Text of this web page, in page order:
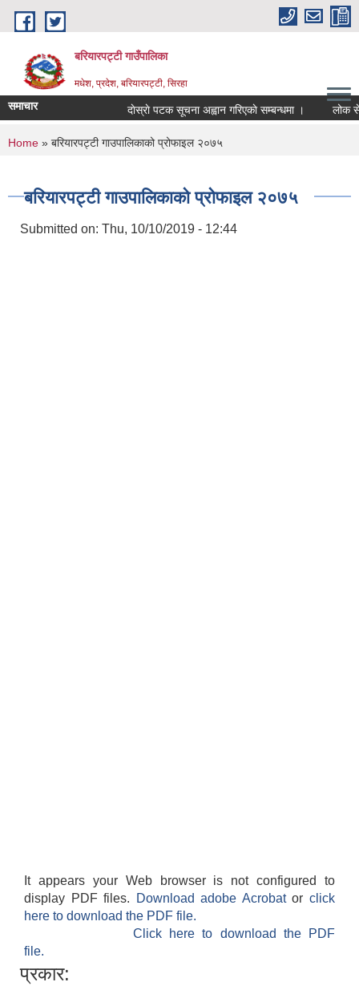
Skip to main content
बरियारपट्टी गाउँपालिका
मधेश, प्रदेश, बरियारपट्टी, सिरहा
समाचार दाेस्राे पटक सूचना अह्वान गरिएकाे सम्बन्धमा । लोक सेवा
You are here
Home » बरियारपट्टी गाउपालिकाको प्रोफाइल २०७५
बरियारपट्टी गाउपालिकाको प्रोफाइल २०७५
Submitted on: Thu, 10/10/2019 - 12:44
It appears your Web browser is not configured to
display PDF files.
Download adobe Acrobatorclick
here to download the PDF file.
Click here to download the PDF
file.
प्रकार: